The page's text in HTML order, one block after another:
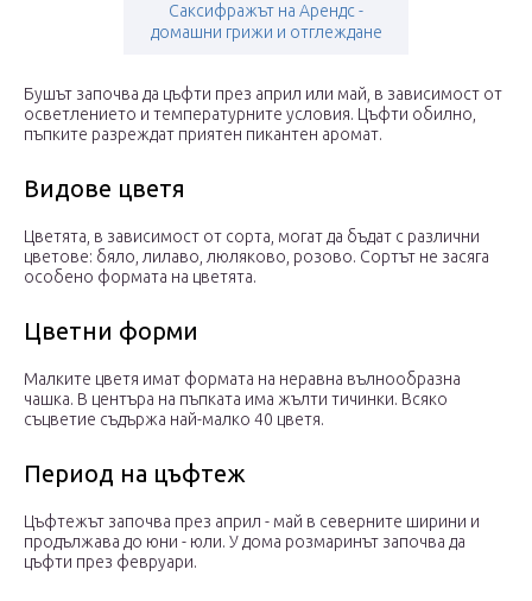
Саксифражът на Арендс -
домашни грижи и отглеждане
Бушът започва да цъфти през април или май, в зависимост от
осветлението и температурните условия. Цъфти обилно,
пъпките разреждат приятен пикантен аромат.
Видове цветя
Цветята, в зависимост от сорта, могат да бъдат с различни
цветове: бяло, лилаво, люляково, розово. Сортът не засяга
особено формата на цветята.
Цветни форми
Малките цветя имат формата на неравна вълнообразна
чашка. В центъра на пъпката има жълти тичинки. Всяко
съцветие съдържа най-малко 40 цветя.
Период на цъфтеж
Цъфтежът започва през април - май в северните ширини и
продължава до юни - юли. У дома розмаринът започва да
цъфти през февруари.